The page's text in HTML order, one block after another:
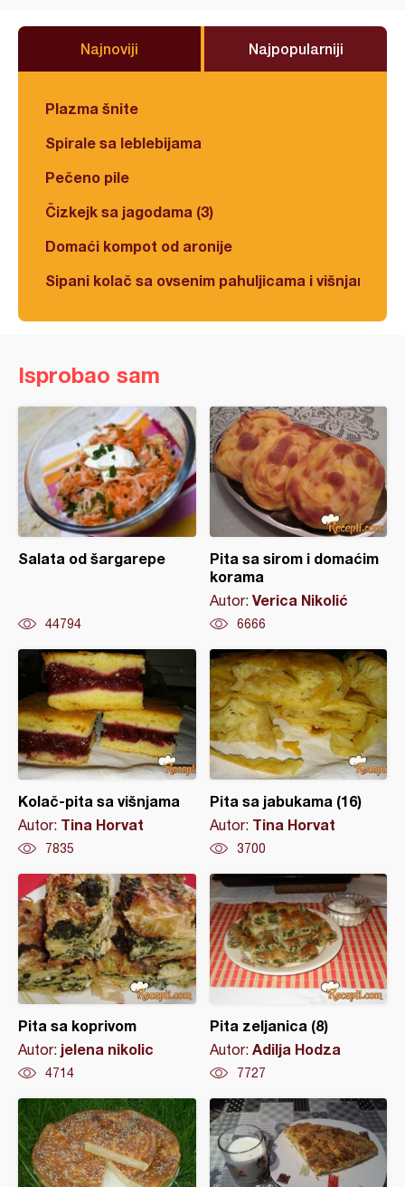
Najnoviji Najpopularniji
Plazma šnite
Spirale sa leblebijama
Pečeno pile
Čizkejk sa jagodama (3)
Domaći kompot od aronije
Sipani kolač sa ovsenim pahuljicama i višnjama
Isprobao sam
Salata od šargarepe
44794
Pita sa sirom i domaćim
korama
Autor: Verica Nikolić
6666
Kolač-pita sa višnjama
Autor: Tina Horvat
7835
Pita sa jabukama (16)
Autor: Tina Horvat
3700
Pita sa koprivom
Autor: jelena nikolic
4714
Pita zeljanica (8)
Autor: Adilja Hodza
7727